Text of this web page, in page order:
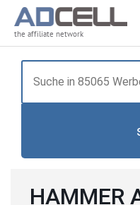
the affiliate network
HAMMER